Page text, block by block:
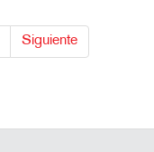
Siguiente